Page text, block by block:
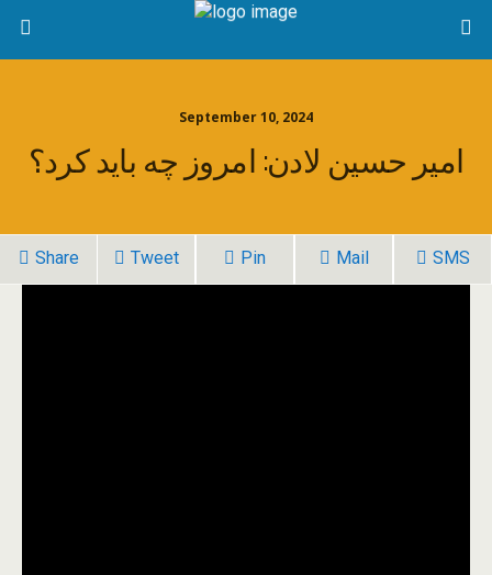
September 10, 2024
امیر حسین لادن: امروز چه باید کرد؟
Share Tweet Pin Mail SMS